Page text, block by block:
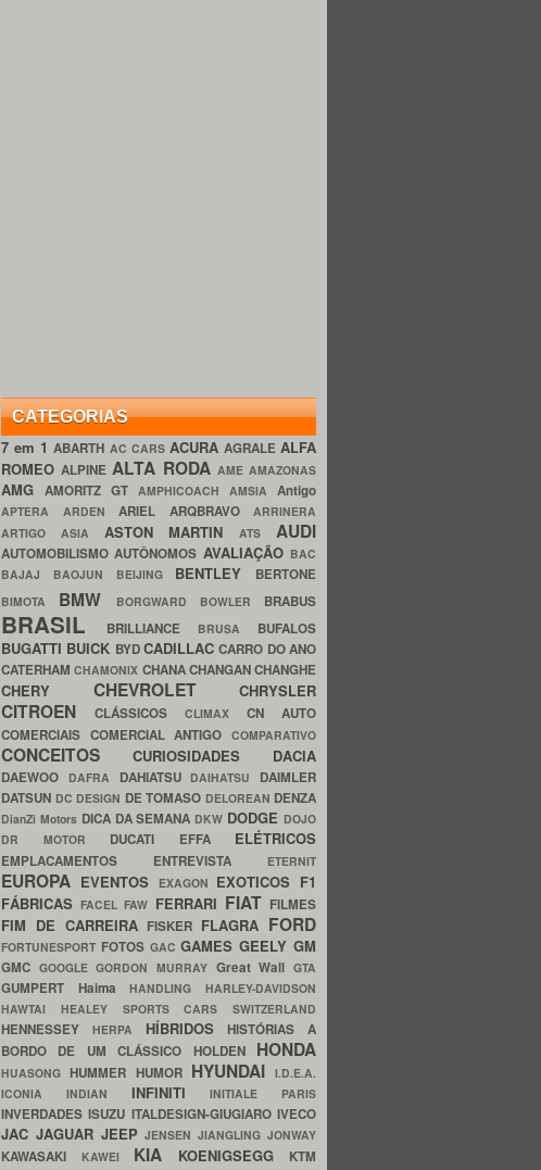
CATEGORIAS
7 em 1ABARTH AC CARS ACURA AGRALE ALFA
ROMEOALPINEALTA RODA AME AMAZONAS
AMG AMORITZ GT AMPHICOACH AMSIA Antigo
APTERA ARDEN ARIEL ARQBRAVO ARRINERA
ARTIGO ASIA ASTON MARTINATS AUDI
AUTOMOBILISMOAUTÔNOMOS AVALIAÇÃO BAC
BAJAJ BAOJUN BEIJING BENTLEY BERTONE
BIMOTA BMW BORGWARD BOWLER BRABUS
BRASIL BRILLIANCE BRUSA BUFALOS
BUGATTI BUICK BYDCADILLACCARRO DO ANO
CATERHAMCHAMONIX CHANACHANGANCHANGHE
CHERY CHEVROLET CHRYSLER
CITROEN CLÁSSICOS CLIMAX CN AUTO
COMERCIAIS COMERCIAL ANTIGOCOMPARATIVO
CONCEITOS CURIOSIDADES DACIA
DAEWOO DAFRA DAHIATSU DAIHATSU DAIMLER
DATSUN DC DESIGN DE TOMASO DELOREAN DENZA
DianZi Motors DICA DA SEMANA DKW DODGE DOJO
DR MOTOR DUCATI EFFA ELÉTRICOS
EMPLACAMENTOS ENTREVISTA ETERNIT
EUROPA EVENTOS EXAGON EXOTICOS F1
FÁBRICASFACELFAW FERRARI FIAT FILMES
FIM DE CARREIRA FISKER FLAGRA FORD
FORTUNESPORT FOTOS GACGAMESGEELYGM
GMC GOOGLEGORDON MURRAY Great WallGTA
GUMPERT HaimaHANDLINGHARLEY-DAVIDSON
HAWTAI HEALEY SPORTS CARS SWITZERLAND
HENNESSEY HERPA HÍBRIDOSHISTÓRIAS A
BORDO DE UM CLÁSSICO HOLDEN HONDA
HUASONGHUMMER HUMOR HYUNDAI I.D.E.A.
ICONIA INDIAN INFINITIINITIALE PARIS
INVERDADESISUZU ITALDESIGN-GIUGIAROIVECO
JAC JAGUAR JEEPJENSENJIANGLINGJONWAY
KAWASAKI KAWEI KIA KOENIGSEGG KTM